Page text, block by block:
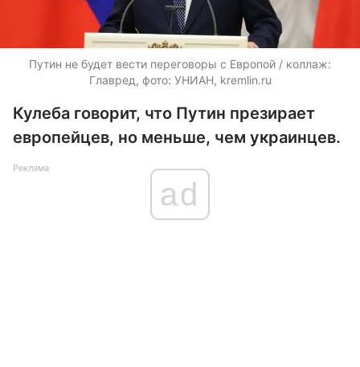
Путин не будет вести переговоры с Европой / коллаж:
Главред, фото: УНИАН, kremlin.ru
Кулеба говорит, что Путин презирает
европейцев, но меньше, чем украинцев.
Реклама
ad